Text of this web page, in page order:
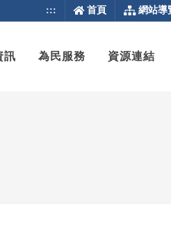
::: 首頁 網站導
訊 為民服務 資源連結